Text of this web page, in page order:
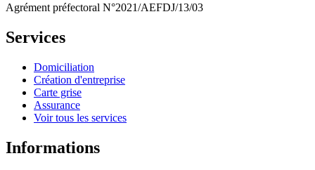
Agrément préfectoral N°2021/AEFDJ/13/03
Services
Domiciliation
Création d'entreprise
Carte grise
Assurance
Voir tous les services
Informations